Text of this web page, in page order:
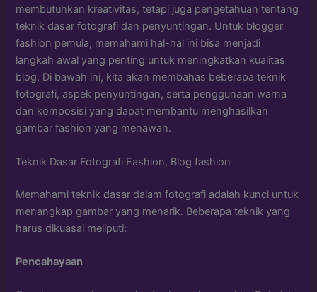
membutuhkan kreativitas, tetapi juga pengetahuan tentang
teknik dasar fotografi dan penyuntingan. Untuk blogger
fashion pemula, memahami hal-hal ini bisa menjadi
langkah awal yang penting untuk meningkatkan kualitas
blog. Di bawah ini, kita akan membahas beberapa teknik
fotografi, aspek penyuntingan, serta penggunaan warna
dan komposisi yang dapat membantu menghasilkan
gambar fashion yang menawan.
Teknik Dasar Fotografi Fashion, Blog fashion
Memahami teknik dasar dalam fotografi adalah kunci untuk
menangkap gambar yang menarik. Beberapa teknik yang
harus dikuasai meliputi:
Pencahayaan